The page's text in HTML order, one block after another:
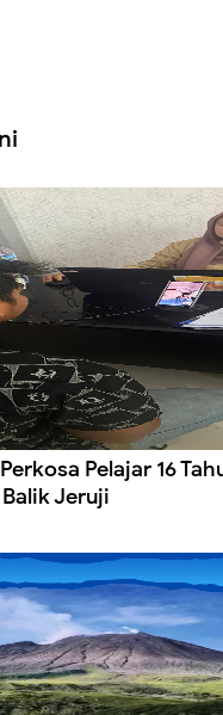
Pelajar 16
Jeruji